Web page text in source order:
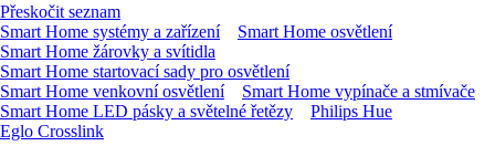
Přeskočit seznam
Smart Home systémy a zařízení
Smart Home osvětlení
Smart Home žárovky a svítidla
Smart Home startovací sady pro osvětlení
Smart Home venkovní osvětlení
Smart Home vypínače a stmívače
Smart Home LED pásky a světelné řetězy
Philips Hue
Eglo Crosslink